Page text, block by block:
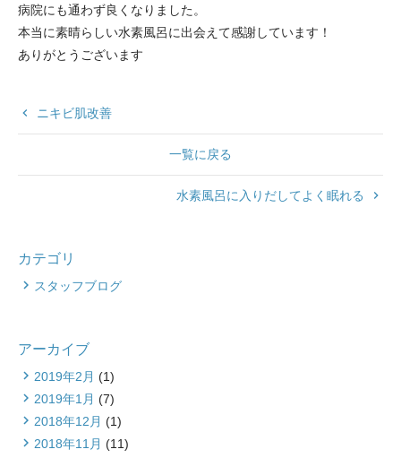
病院にも通わず良くなりました。
本当に素晴らしい水素風呂に出会えて感謝しています！
ありがとうございます
keyboard_arrow_left ニキビ肌改善
一覧に戻る
水素風呂に入りだしてよく眠れる keyboard_arrow_right
カテゴリ
スタッフブログ
アーカイブ
2019年2月 (1)
2019年1月 (7)
2018年12月 (1)
2018年11月 (11)